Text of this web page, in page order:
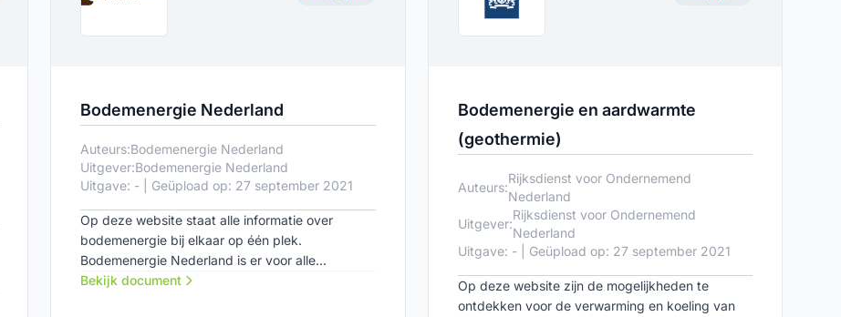
Bodemenergie Nederland
Auteurs:Bodemenergie Nederland
Uitgever:Bodemenergie Nederland
Uitgave: - | Geüpload op: 27 september 2021
Op deze website staat alle informatie over
bodemenergie bij elkaar op één plek.
Bodemenergie Nederland is er voor alle
professionals in de bodemenergiebranche maar
Bekijk document
Bodemenergie en aardwarmte
(geothermie)
Auteurs:
Rijksdienst voor Ondernemend
Nederland
Uitgever:
Rijksdienst voor Ondernemend
Nederland
Uitgave: - | Geüpload op: 27 september 2021
Op deze website zijn de mogelijkheden te
ontdekken voor de verwarming en koeling van